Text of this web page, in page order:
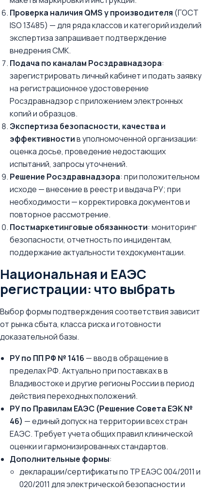
Проверка наличия QMS у производителя (ГОСТ
ISO 13485) — для ряда классов и категорий изделий
экспертиза запрашивает подтверждение
внедрения СМК.
Подача по каналам Росздравнадзора:
зарегистрировать личный кабинет и подать заявку
на регистрационное удостоверение
Росздравнадзор с приложением электронных
копий и образцов.
Экспертиза безопасности, качества и
эффективностив уполномоченной организации:
оценка досье, проведение недостающих
испытаний, запросы уточнений.
Решение Росздравнадзора: при положительном
исходе — внесение в реестр и выдача РУ; при
необходимости — корректировка документов и
повторное рассмотрение.
Постмаркетинговые обязанности: мониторинг
безопасности, отчетность по инцидентам,
поддержание актуальности техдокументации.
Национальная и ЕАЭС
регистрации: что выбрать
Выбор формы подтверждения соответствия зависит
от рынка сбыта, класса риска и готовности
доказательной базы.
РУ по ПП РФ № 1416 — ввод в обращение в
пределах РФ. Актуально при поставках в в
Владивостоке и другие регионы России в период
действия переходных положений.
РУ по Правилам ЕАЭС (Решение Совета ЕЭК №
46) — единый допуск на территории всех стран
ЕАЭС. Требует учета общих правил клинической
оценки и гармонизированных стандартов.
Дополнительные формы:
декларации/сертификаты по ТР ЕАЭС 004/2011 и
020/2011 для электрической безопасности и